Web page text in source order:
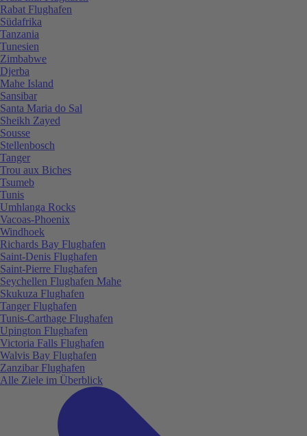
Rabat Flughafen
Südafrika
Tanzania
Tunesien
Zimbabwe
Djerba
Mahe Island
Sansibar
Santa Maria do Sal
Sheikh Zayed
Sousse
Stellenbosch
Tanger
Trou aux Biches
Tsumeb
Tunis
Umhlanga Rocks
Vacoas-Phoenix
Windhoek
Richards Bay Flughafen
Saint-Denis Flughafen
Saint-Pierre Flughafen
Seychellen Flughafen Mahe
Skukuza Flughafen
Tanger Flughafen
Tunis-Carthage Flughafen
Upington Flughafen
Victoria Falls Flughafen
Walvis Bay Flughafen
Zanzibar Flughafen
Alle Ziele im Überblick